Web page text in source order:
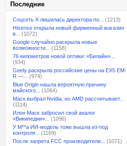
Последние
Соцсеть X лишилась директора по...
(1213)
Hisense открыла новый фирменный магазин
в...
(1072)
Google случайно раскрыла новые
возможности...
(1158)
76 километров новой оптики: «Билайн»...
(934)
Geely раскрыла российские цены на EX5 EM-
R —...
(974)
Blue Origin нашла вероятную причину
майского...
(1064)
Маск выбрал Nvidia, но AMD рассчитывает...
(1114)
Илон Маск забросил свой аналог
«Википедии»...
(1096)
У M**a ИИ-модель тоже вышла из-под
контроля...
(1169)
После запрета FCC производители...
(1071)